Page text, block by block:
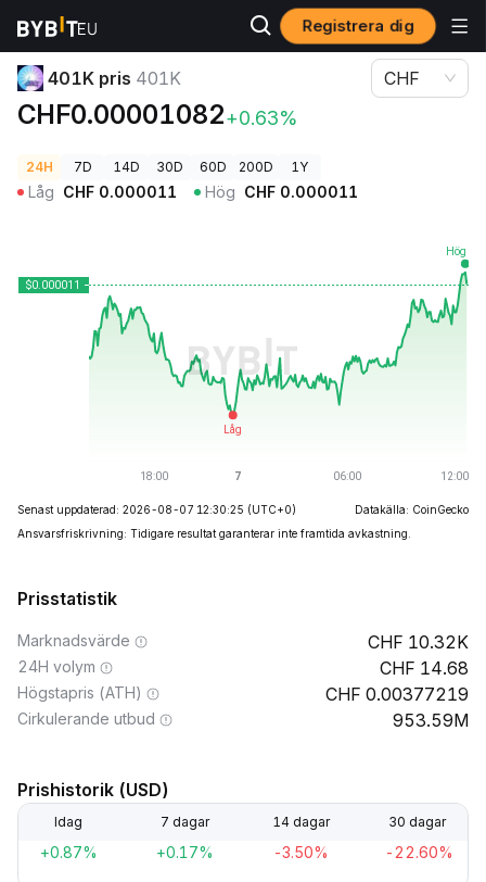
Registrera dig
Kryptopriser
401K pris 401K
CHF0.00001082+0.63%
CHF
24H 7D 14D 30D 60D 200D 1Y
Låg CHF 0.000011 Hög CHF 0.000011
Senast uppdaterad: 2026-08-07 12:30:25 (UTC+0)
Datakälla: CoinGecko
Ansvarsfriskrivning: Tidigare resultat garanterar inte framtida avkastning.
Prisstatistik
Marknadsvärde 10.32K
24H volym 14.68
Högstapris (ATH) 0.00377219
Cirkulerande utbud 953.59M
Prishistorik (USD)
Idag 7 dagar 14 dagar 30 dagar
+0.87% +0.17% -3.50% -22.60%